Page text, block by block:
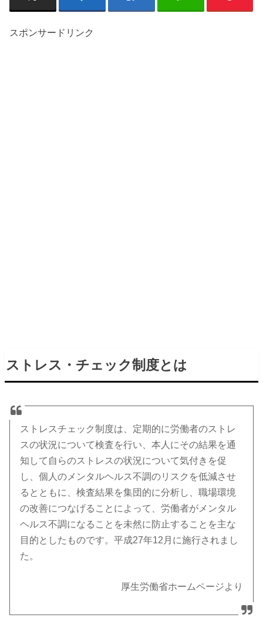
スポンサードリンク
ストレス・チェック制度とは
ストレスチェック制度は、定期的に労働者のストレ
スの状況について検査を行い、本人にその結果を通
知して自らのストレスの状況について気付きを促
し、個人のメンタルヘルス不調のリスクを低減させ
るとともに、検査結果を集団的に分析し、職場環境
の改善につなげることによって、労働者がメンタル
ヘルス不調になることを未然に防止することを主な
目的としたものです。平成27年12月に施行されまし
た。
厚生労働省ホームページより